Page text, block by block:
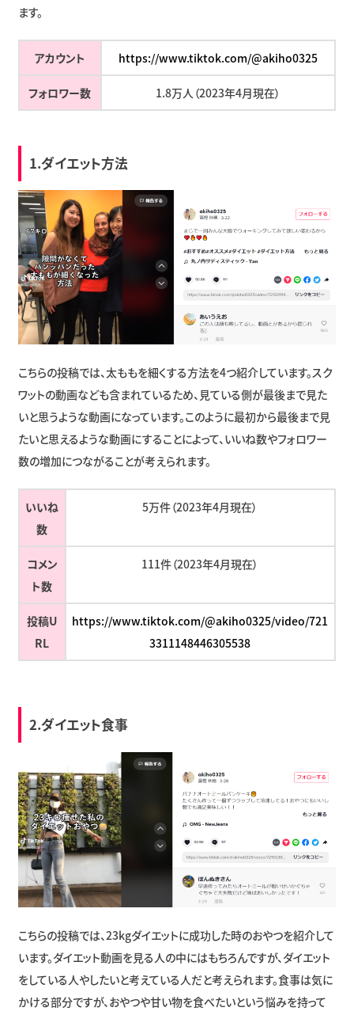
ます。
アカウント https://www.tiktok.com/@akiho0325
フォロワー数 1.8万人（2023年4月現在）
1.ダイエット方法
こちらの投稿では、太ももを細くする方法を4つ紹介しています。スク
ワットの動画なども含まれているため、見ている側が最後まで見た
いと思うような動画になっています。このように最初から最後まで見
たいと思えるような動画にすることによって、いいね数やフォロワー
数の増加につながることが考えられます。
いいね
数
5万件（2023年4月現在）
コメン
ト数
111件（2023年4月現在）
投稿U
RL
https://www.tiktok.com/@akiho0325/video/721
3311148446305538
2.ダイエット食事
こちらの投稿では、23kgダイエットに成功した時のおやつを紹介して
います。ダイエット動画を見る人の中にはもちろんですが、ダイエット
をしている人やしたいと考えている人だと考えられます。食事は気に
かける部分ですが、おやつや甘い物を食べたいという悩みを持って